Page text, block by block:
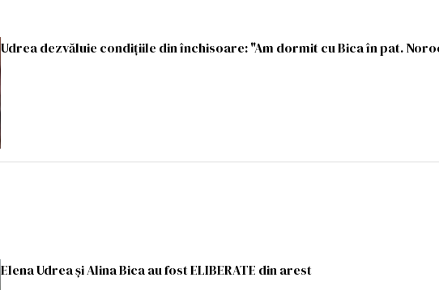
Udrea dezvăluie condițiile din închisoare: "Am dormit cu Bica în pat.
Elena Udrea şi Alina Bica au fost ELIBERATE din arest